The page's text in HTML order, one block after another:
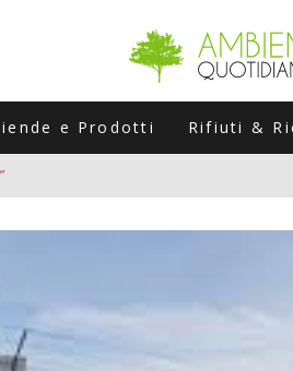
e Prodotti Rifiuti &
CHE POSSONO ROVINARTI
DEL FOTOVOLTAICO "PLUG &